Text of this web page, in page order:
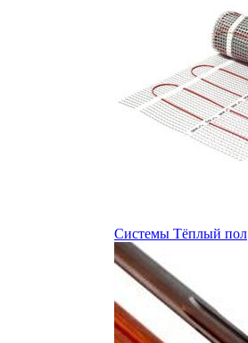
Системы Тёплый пол